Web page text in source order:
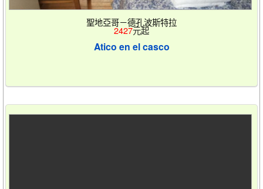
聖地亞哥－德孔波斯特拉
2427元起
Atico en el casco